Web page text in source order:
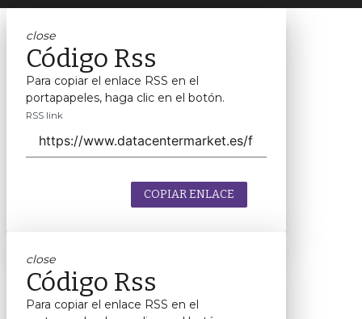
close
Código Rss
Para copiar el enlace RSS en el
portapapeles, haga clic en el botón.
RSS link
COPIAR ENLACE
close
Código Rss
Para copiar el enlace RSS en el